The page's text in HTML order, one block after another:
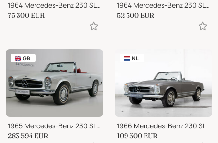
1964 Mercedes-Benz 230 SL 230 Sl
75 300 EUR
1964 Mercedes-Benz 230 SL Pagoda
52 500 EUR
GB
1965 Mercedes-Benz 230 SL RIGHT HAND DRIVE FULL RESTORATION
283 594 EUR
NL
1966 Mercedes-Benz 230 SL
109 500 EUR